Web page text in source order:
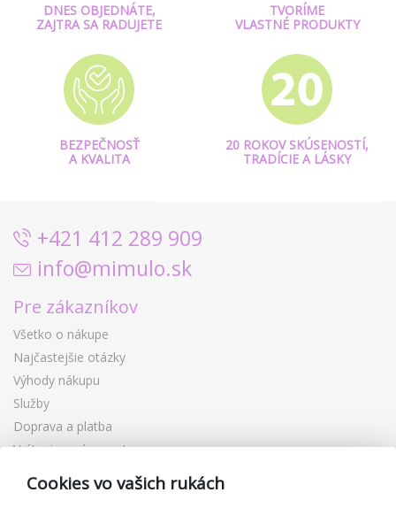
DNES OBJEDNÁTE,
ZAJTRA SA RADUJETE
TVORÍME
VLASTNÉ PRODUKTY
BEZPEČNOSŤ
A KVALITA
20 ROKOV SKÚSENOSTÍ,
TRADÍCIE A LÁSKY
+421 412 289 909
info@mimulo.sk
Pre zákazníkov
Všetko o nákupe
Najčastejšie otázky
Výhody nákupu
Služby
Doprava a platba
Vrátenie a výmena tovaru
Reklamácia
Darčekové poukážky
Cookies vo vašich rukách